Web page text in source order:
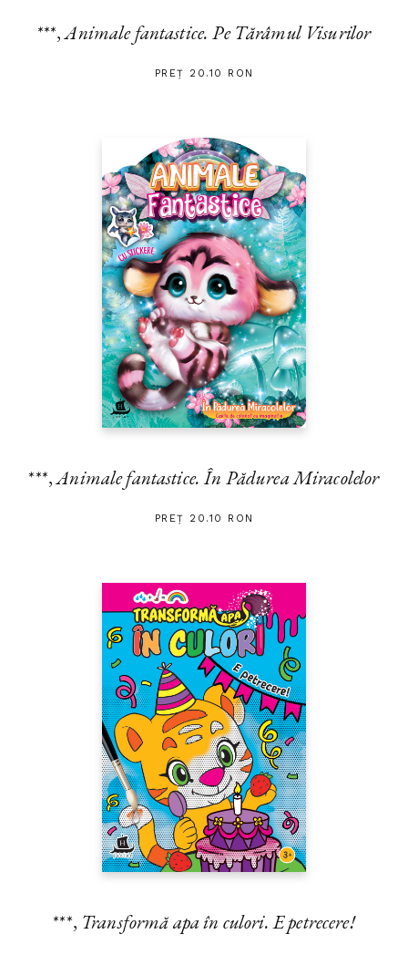
***,Animale fantastice. Pe Tărâmul Visurilor
PREȚ 20.10 RON
***,Animale fantastice. În Pădurea Miracolelor
PREȚ 20.10 RON
***, Transformă apa în culori. E petrecere!